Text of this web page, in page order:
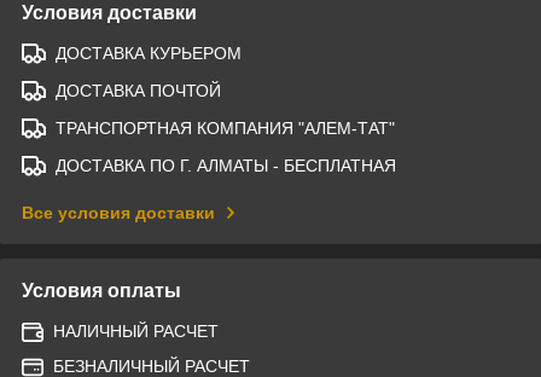
Условия доставки
ДОСТАВКА КУРЬЕРОМ
ДОСТАВКА ПОЧТОЙ
ТРАНСПОРТНАЯ КОМПАНИЯ "АЛЕМ-ТАТ"
ДОСТАВКА ПО Г. АЛМАТЫ - БЕСПЛАТНАЯ
Все условия доставки
Условия оплаты
НАЛИЧНЫЙ РАСЧЕТ
БЕЗНАЛИЧНЫЙ РАСЧЕТ